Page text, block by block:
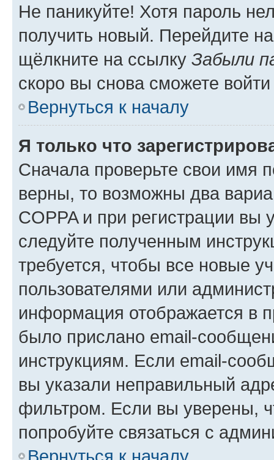
Не паникуйте! Хотя пароль
получить новый. Перейдите
щёлкните на ссылку Забыли
скоро вы снова сможете
Вернуться к началу
Я только что
Сначала проверьте свои имя
верны, то возможны два
COPPA и при регистрации вы
следуйте полученным
требуется, чтобы все новые
пользователями или
информация отображается в
было прислано email-
инструкциям. Если email-
вы указали неправильный
фильтром. Если вы уверены,
попробуйте связаться с
Вернуться к началу